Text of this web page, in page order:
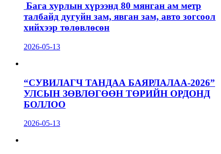
Бага хурлын хүрээнд 80 мянган ам метр
талбайд дугуйн зам, явган зам, авто зогсоол
хийхээр төлөвлөсөн
2026-05-13
“СУВИЛАГЧ ТАНДАА БАЯРЛАЛАА-2026”
УЛСЫН ЗӨВЛӨГӨӨН ТӨРИЙН ОРДОНД
БОЛЛОО
2026-05-13